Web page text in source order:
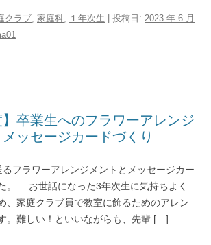
クラブ, 家庭科, １年次生 | 投稿日: 2023 年 6 月
】卒業生へのフラワーアレンジ
ッセージカードづくり
フラワーアレンジメントとメッセージカー
。 お世話になった3年次生に気持ちよく
、家庭クラブ員で教室に飾るためのアレン
。難しい！といいながらも、先輩 […]